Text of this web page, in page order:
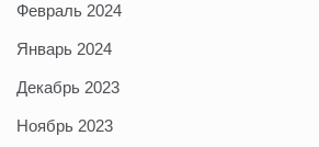
Февраль 2024
Январь 2024
Декабрь 2023
Ноябрь 2023